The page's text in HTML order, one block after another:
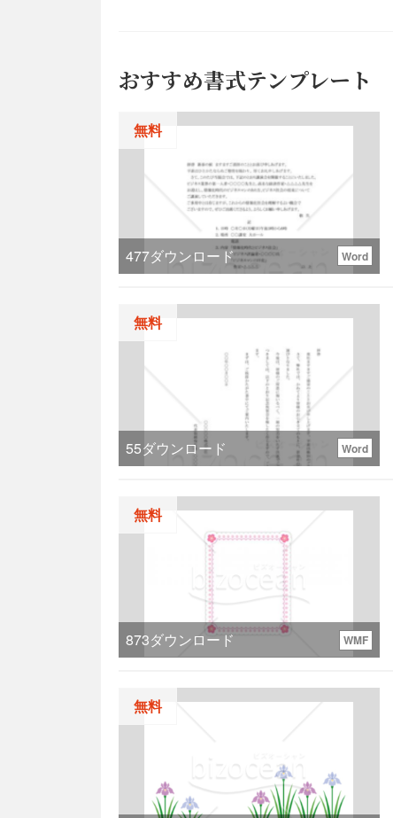
おすすめ書式テンプレート
無料
477ダウンロード Word
無料
55ダウンロード Word
無料
873ダウンロード WMF
無料